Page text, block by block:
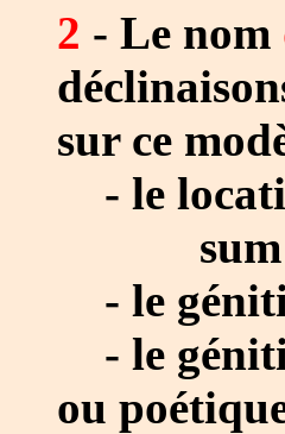
2 - Le nom
sur ce
- le
sum
- le
- le
ou